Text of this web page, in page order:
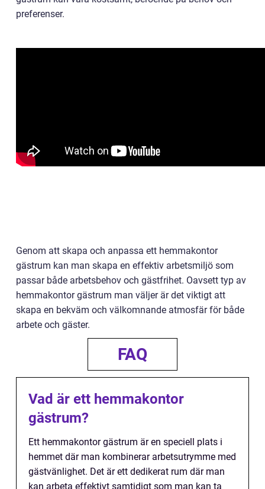
preferenser.
Genom att skapa och anpassa ett hemmakontor
gästrum kan man skapa en effektiv arbetsmiljö som
passar både arbetsbehov och gästfrihet. Oavsett typ av
hemmakontor gästrum man väljer är det viktigt att
skapa en bekväm och välkomnande atmosfär för både
arbete och gäster.
FAQ
Vad är ett hemmakontor
gästrum?
Ett hemmakontor gästrum är en speciell plats i
hemmet där man kombinerar arbetsutrymme med
gästvänlighet. Det är ett dedikerat rum där man
kan arbeta effektivt samtidigt som man kan ta